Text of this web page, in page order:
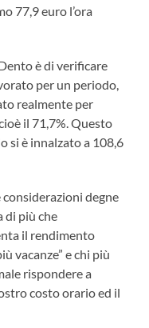
77,9 euro l’ora
è di verificare
per un periodo,
realmente per
il 71,7%. Questo
si è innalzato a 108,6
degne
di più che
il rendimento
vacanze” e chi più
rispondere a
costo orario ed il